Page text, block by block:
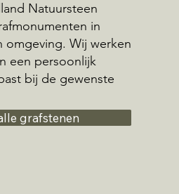
Natuursteen
in
omgeving. Wij werken
een persoonlijk
bij de gewenste
grafstenen